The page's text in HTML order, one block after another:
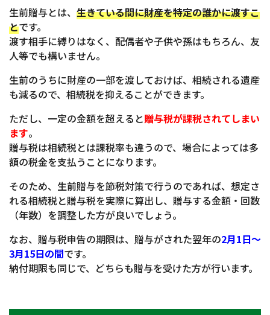
生前贈与とは、 生きている間に財産を特定の誰かに渡すこ
とです。
渡す相手に縛りはなく、配偶者や子供や孫はもちろん、友
人等でも構いません。
生前のうちに財産の一部を渡しておけば、相続される遺産
も減るので、相続税を抑えることができます。
ただし、一定の金額を超えると贈与税が課税されてしまい
ます。
贈与税は相続税とは課税率も違うので、場合によっては多
額の税金を支払うことになります。
そのため、生前贈与を節税対策で行うのであれば、想定さ
れる相続税と贈与税を実際に算出し、贈与する金額・回数
（年数）を調整した方が良いでしょう。
なお、贈与税申告の期限は、贈与がされた翌年の2月1日〜
3月15日の間です。
納付期限も同じで、どちらも贈与を受けた方が行います。